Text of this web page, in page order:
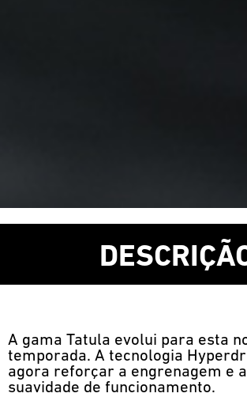
A gama Tatula evolui para esta
temporada. A tecnologia
agora reforçar a engrenagem e
suavidade de funcionamento.